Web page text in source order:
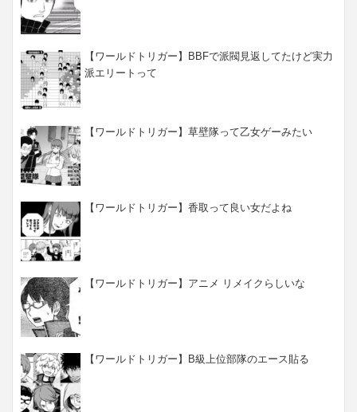
【ワールドトリガー】BBFで派閥見返してたけど実力
派エリートって
【ワールドトリガー】草壁隊って乙女ゲーみたい
【ワールドトリガー】香取って良い女だよね
【ワールドトリガー】アニメ リメイクらしいな
【ワールドトリガー】B級上位部隊のエース貼る